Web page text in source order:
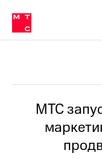
Медиа-центр
и акционерам
Устойчивое развитие
Комплаенс и деловая
компании
Карьера
История
компании
в МТС
Пресс-
релизы
МТС
о
МТС